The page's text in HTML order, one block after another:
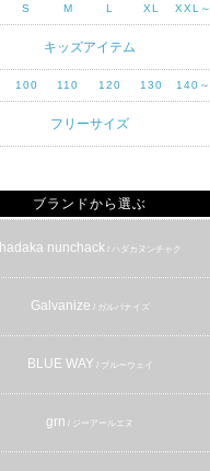
S M L XL XXL～
キッズアイテム
100 110 120 130 140～
フリーサイズ
ブランドから選ぶ
hadaka nunchack/ ハダカヌンチャク
Galvanize / ガルバナイズ
BLUE WAY / ブルーウェイ
grn / ジーアールエヌ